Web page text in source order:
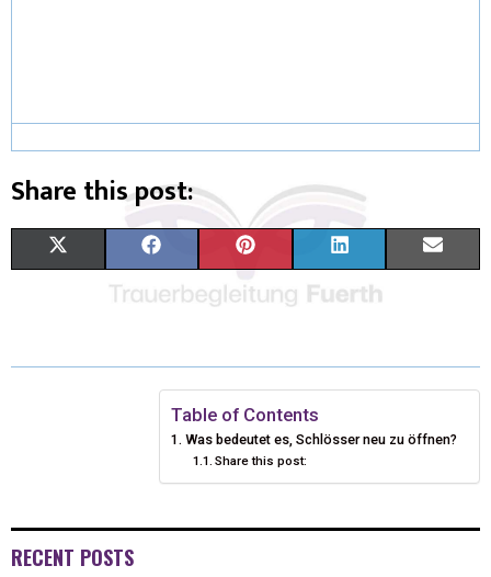
Share this post:
W
E
R
A
E
B
O
O
K
T
R
E
S
I
K
D
I
N
I
Table of Contents
Was bedeutet es, Schlösser neu zu öffnen?
Share this post:
RECENT POSTS